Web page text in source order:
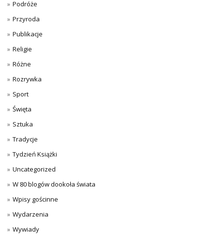
Podróże
Przyroda
Publikacje
Religie
Różne
Rozrywka
Sport
Święta
Sztuka
Tradycje
Tydzień Książki
Uncategorized
W 80 blogów dookoła świata
Wpisy gościnne
Wydarzenia
Wywiady